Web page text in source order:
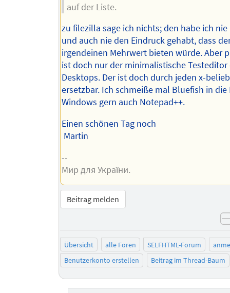
auf der Liste.
zu filezilla sage ich nichts; den habe ich
und auch nie den Eindruck gehabt, dass
irgendeinen Mehrwert bieten würde. Aber
ist doch nur der minimalistische Testeditor
Desktops. Der ist doch durch jeden x-
ersetzbar. Ich schmeiße mal Bluefish in die
Windows gern auch Notepad++.
Einen schönen Tag noch
Martin
--
Мир для України.
Beitrag melden
Übersicht alle Foren SELFHTML-Forum
Benutzerkonto erstellen
Beitrag im Thread-Baum